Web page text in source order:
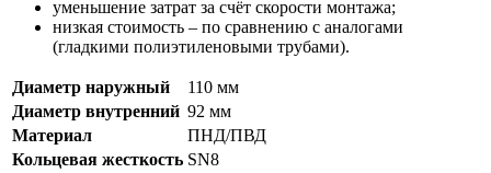
уменьшение затрат за счёт скорости монтажа;
низкая стоимость – по сравнению с аналогами
(гладкими полиэтиленовыми трубами).
Диаметр наружный
110 мм
Диаметр внутренний 92 мм
Материал
ПНД/ПВД
Кольцевая жесткость SN8